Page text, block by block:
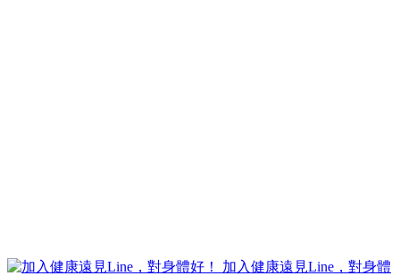
加入健康遠見Line，對身體